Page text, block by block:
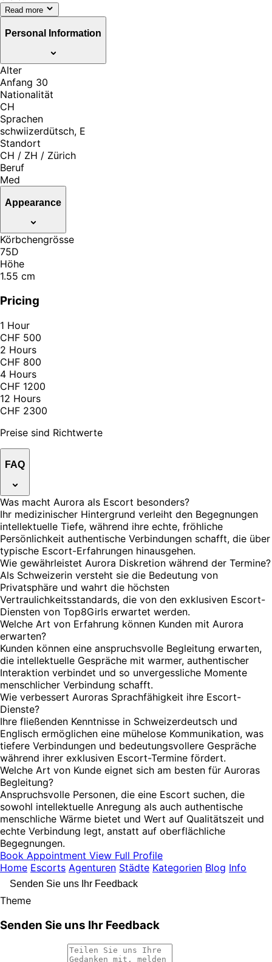
Read more
Personal Information
Alter
Anfang 30
Nationalität
CH
Sprachen
schwiizerdütsch, E
Standort
CH / ZH / Zürich
Beruf
Med
Appearance
Körbchengrösse
75D
Höhe
1.55 cm
Pricing
1 Hour
CHF 500
2 Hours
CHF 800
4 Hours
CHF 1200
12 Hours
CHF 2300
Preise sind Richtwerte
FAQ
Was macht Aurora als Escort besonders?
Ihr medizinischer Hintergrund verleiht den Begegnungen
intellektuelle Tiefe, während ihre echte, fröhliche
Persönlichkeit authentische Verbindungen schafft, die über
typische Escort-Erfahrungen hinausgehen.
Wie gewährleistet Aurora Diskretion während der Termine?
Als Schweizerin versteht sie die Bedeutung von
Privatsphäre und wahrt die höchsten
Vertraulichkeitsstandards, die von den exklusiven Escort-
Diensten von Top8Girls erwartet werden.
Welche Art von Erfahrung können Kunden mit Aurora
erwarten?
Kunden können eine anspruchsvolle Begleitung erwarten,
die intellektuelle Gespräche mit warmer, authentischer
Interaktion verbindet und so unvergessliche Momente
menschlicher Verbindung schafft.
Wie verbessert Auroras Sprachfähigkeit ihre Escort-
Dienste?
Ihre fließenden Kenntnisse in Schweizerdeutsch und
Englisch ermöglichen eine mühelose Kommunikation, was
tiefere Verbindungen und bedeutungsvollere Gespräche
während ihrer exklusiven Escort-Termine fördert.
Welche Art von Kunde eignet sich am besten für Auroras
Begleitung?
Anspruchsvolle Personen, die eine Escort suchen, die
sowohl intellektuelle Anregung als auch authentische
menschliche Wärme bietet und Wert auf Qualitätszeit und
echte Verbindung legt, anstatt auf oberflächliche
Begegnungen.
Book Appointment View Full Profile
Home Escorts Agenturen Städte Kategorien Blog Info
Senden Sie uns Ihr Feedback
Theme
Senden Sie uns Ihr Feedback